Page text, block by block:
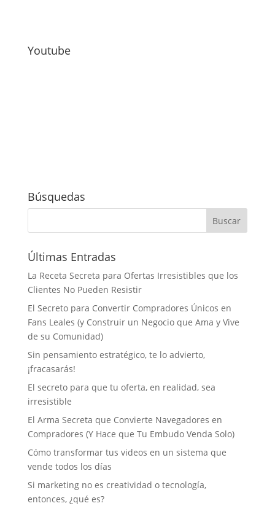
Youtube
Búsquedas
Últimas Entradas
La Receta Secreta para Ofertas Irresistibles que los
Clientes No Pueden Resistir
El Secreto para Convertir Compradores Únicos en
Fans Leales (y Construir un Negocio que Ama y Vive
de su Comunidad)
Sin pensamiento estratégico, te lo advierto,
¡fracasarás!
El secreto para que tu oferta, en realidad, sea
irresistible
El Arma Secreta que Convierte Navegadores en
Compradores (Y Hace que Tu Embudo Venda Solo)
Cómo transformar tus videos en un sistema que
vende todos los días
Si marketing no es creatividad o tecnología,
entonces, ¿qué es?